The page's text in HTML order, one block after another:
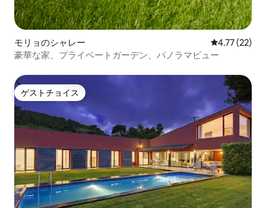
モリョのシャレー レビュー22
4.77 (22)
豪華な家、プライベートガーデン、パノラマビュー
ゲストチョイス
ゲストチョイス